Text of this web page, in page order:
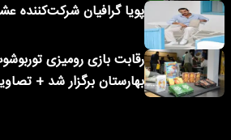
پویا گرافیان شرکت‌کننده عشق
رقابت بازی رومیزی
بهارستان برگزار شد +